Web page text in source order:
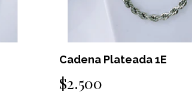
Cadena Plateada 1E
$2.500